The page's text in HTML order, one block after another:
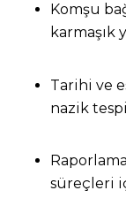
Komşu
karmaşık
Tarihi ve
nazik
süreçleri